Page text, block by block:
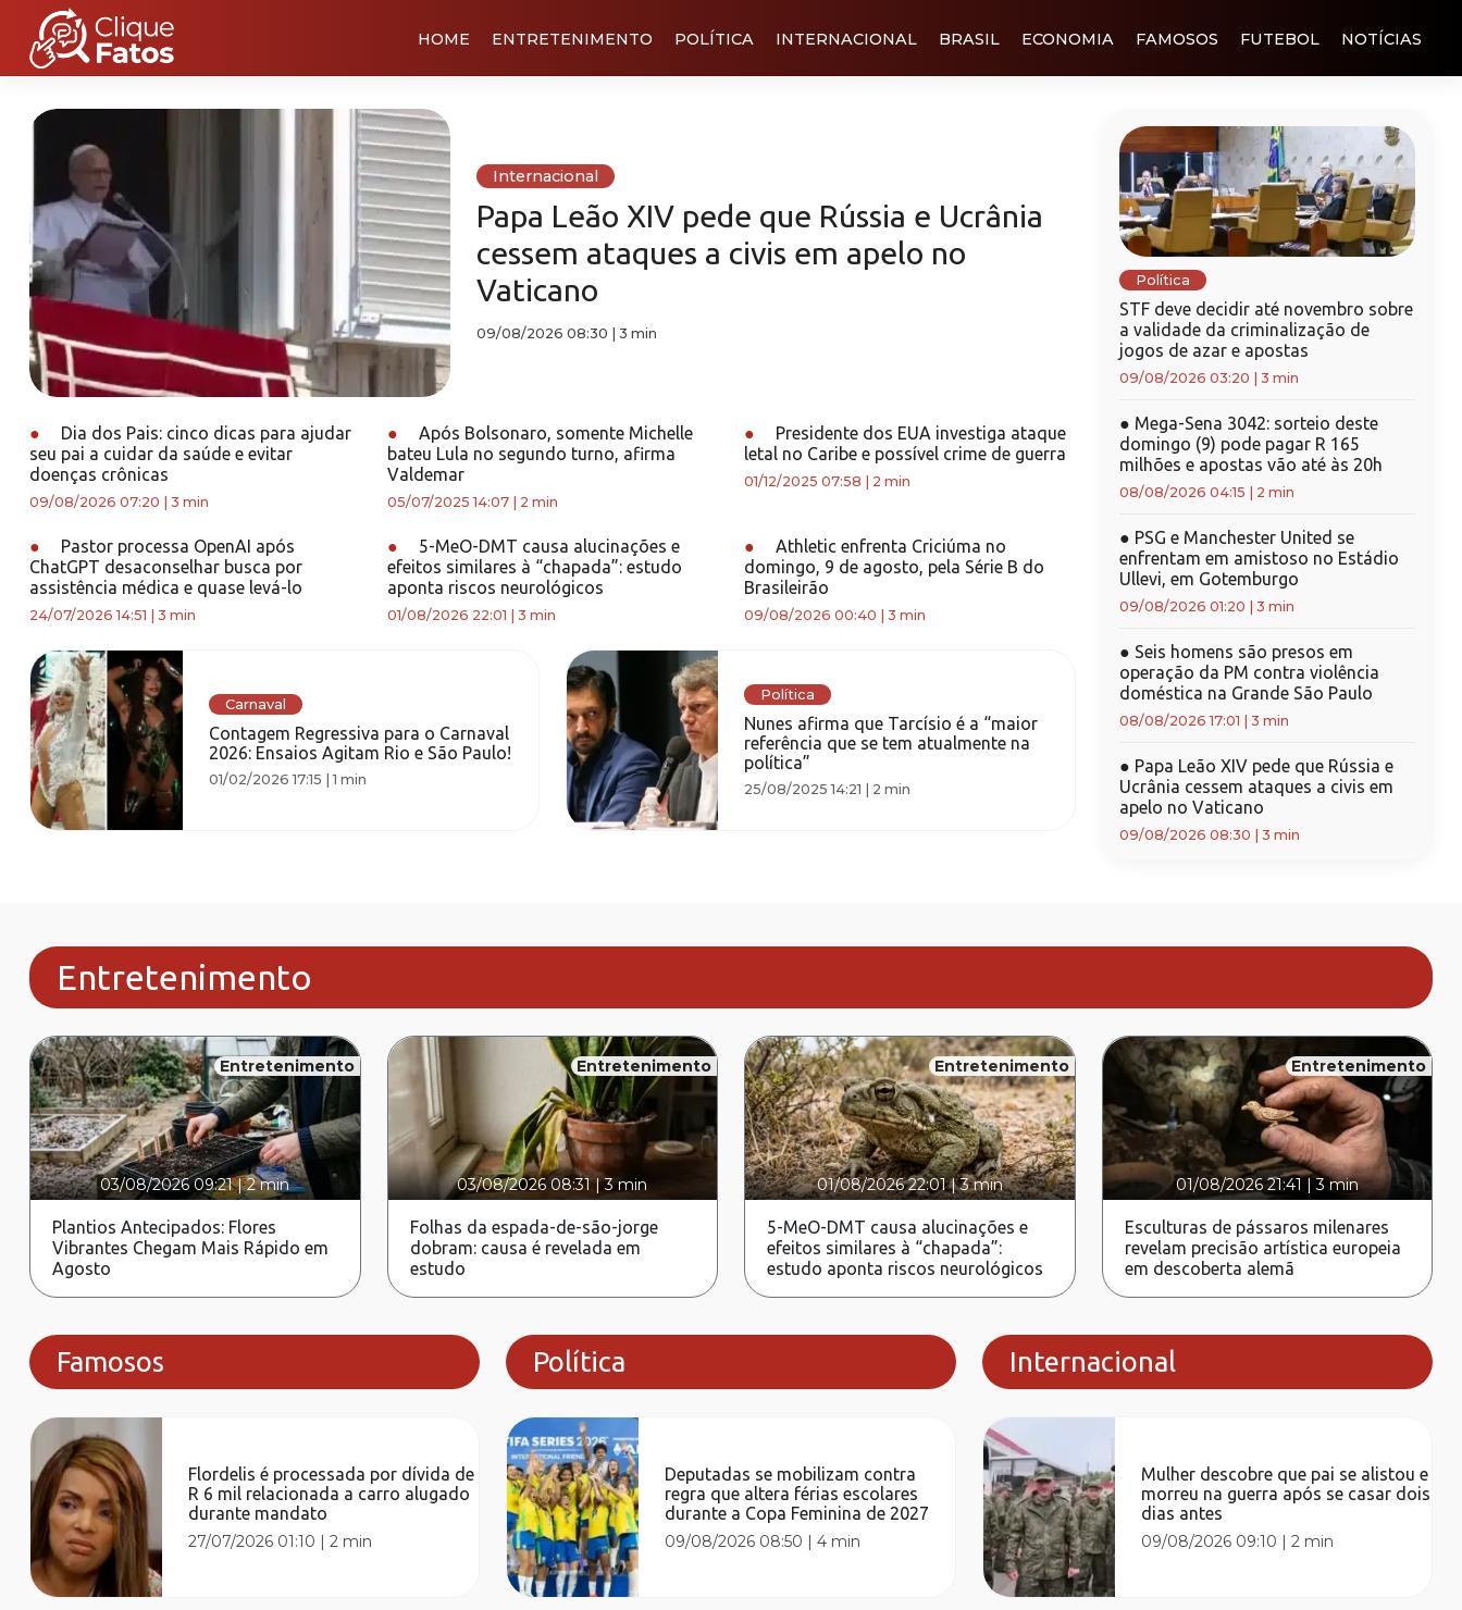
HOME ENTRETENIMENTO POLÍTICA INTERNACIONAL BRASIL ECONOMIA FAMOSOS FUTEBOL NOTÍCIAS
Internacional
Papa Leão XIV pede que Rússia e Ucrânia
cessem ataques a civis em apelo no
Vaticano
09/08/2026 08:30 3 min
●
Dia dos Pais: cinco dicas para ajudar
seu pai a cuidar da saúde e evitar
doenças crônicas
09/08/2026 07:20 3 min
●
Após Bolsonaro, somente Michelle
bateu Lula no segundo turno, afirma
Valdemar
05/07/2025 14:07| 2 min
●
Presidente dos EUA investiga ataque
letal no Caribe e possível crime de guerra
01/12/2025 07:58 2 min
●
Pastor processa OpenAI após
ChatGPT desaconselhar busca por
assistência médica e quase levá-lo
24/07/2026 14:51 3 min
●
5-MeO-DMT causa alucinações e
efeitos similares à “chapada”: estudo
aponta riscos neurológicos
01/08/2026 22:01 3 min
●
Athletic enfrenta Criciúma no
domingo, 9 de agosto, pela Série B do
Brasileirão
09/08/2026 00:40 3 min
Carnaval
Contagem Regressiva para o Carnaval
2026: Ensaios Agitam Rio e São Paulo!
01/02/2026 17:15 |1 min
Política
Nunes afirma que Tarcísio é a “maior
referência que se tem atualmente na
política”
25/08/2025 14:21 | 2 min
Política
STF deve decidir até novembro sobre
a validade da criminalização de
jogos de azar e apostas
09/08/2026 03:20 3 min
● Mega-Sena 3042: sorteio deste
domingo (9) pode pagar R 165
milhões e apostas vão até às 20h
08/08/2026 04:15 2 min
● PSG e Manchester United se
enfrentam em amistoso no Estádio
Ullevi, em Gotemburgo
09/08/2026 01:20 3 min
● Seis homens são presos em
operação da PM contra violência
doméstica na Grande São Paulo
08/08/2026 17:01 3 min
● Papa Leão XIV pede que Rússia e
Ucrânia cessem ataques a civis em
apelo no Vaticano
09/08/2026 08:30 3 min
Entretenimento
Entretenimento
03/08/2026 09:21|2 min
Plantios Antecipados: Flores
Vibrantes Chegam Mais Rápido em
Agosto
Entretenimento
03/08/2026 08:31|3 min
Folhas da espada-de-são-jorge
dobram: causa é revelada em
estudo
Entretenimento
01/08/2026 22:01|3 min
5-MeO-DMT causa alucinações e
efeitos similares à “chapada”:
estudo aponta riscos neurológicos
Entretenimento
01/08/2026 21:41 |3 min
Esculturas de pássaros milenares
revelam precisão artística europeia
em descoberta alemã
Famosos
Flordelis é processada por dívida de
R 6 mil relacionada a carro alugado
durante mandato
27/07/2026 01:10 |2 min
Política
Deputadas se mobilizam contra
regra que altera férias escolares
durante a Copa Feminina de 2027
09/08/2026 08:50 |4 min
Internacional
Mulher descobre que pai se alistou e
morreu na guerra após se casar dois
dias antes
09/08/2026 09:10 |2 min